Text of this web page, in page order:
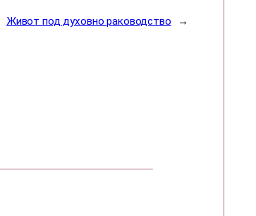
Живот под духовно раководство →